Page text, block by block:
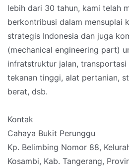
lebih dari 30 tahun, kami telah
berkontribusi dalam mensuplai
strategis Indonesia dan juga
(mechanical engineering part)
infratstruktur jalan,
tekanan tinggi, alat pertanian,
berat, dsb.
Kontak
Cahaya Bukit Perunggu
Kp. Belimbing Nomor 88,
Kosambi, Kab. Tangerang,